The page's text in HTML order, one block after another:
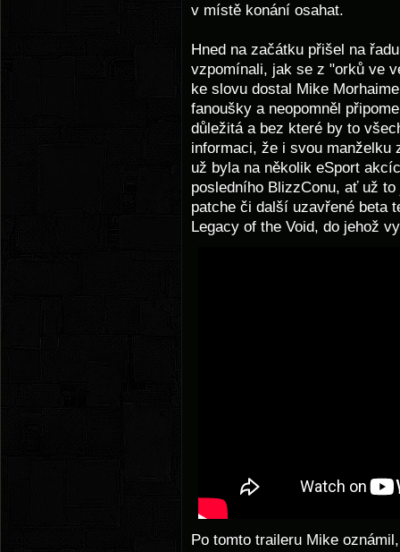
v místě konání osahat.
Hned na začátku přišel na
vzpomínali, jak se z "orků ve
ke slovu dostal Mike
fanoušky a neopomněl
důležitá a bez které by to
informaci, že i svou manželku
už byla na několik eSport
posledního BlizzConu, ať už
patche či další uzavřené beta
Legacy of the Void, do jehož
Po tomto traileru Mike